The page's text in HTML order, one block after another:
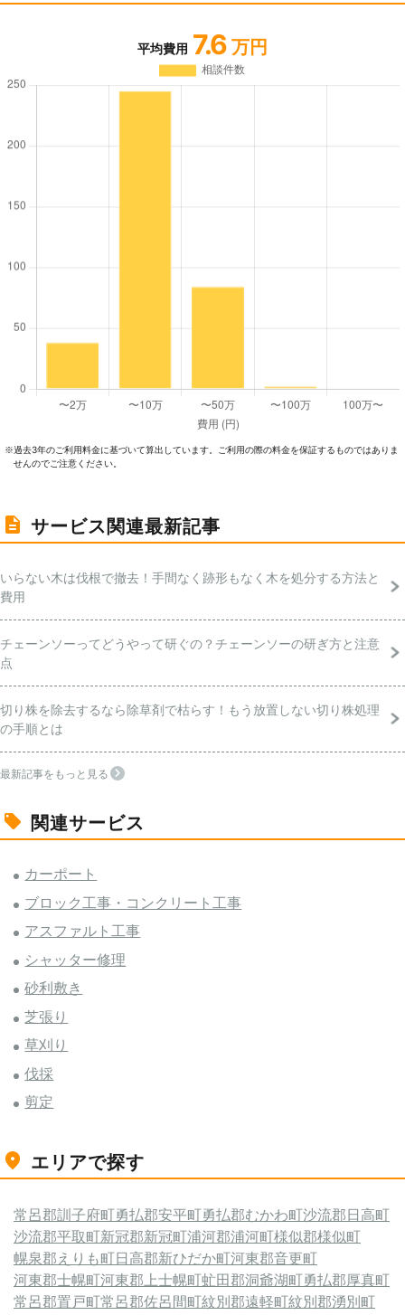
平均費用 7.6 万円
※過去3年のご利⽤料⾦に基づいて算出しています。ご利⽤の際の料⾦を保証するものではありま
せんのでご注意ください。
サービス関連最新記事
いらない木は伐根で撤去！手間なく跡形もなく木を処分する方法と
費用
チェーンソーってどうやって研ぐの？チェーンソーの研ぎ方と注意
点
切り株を除去するなら除草剤で枯らす！もう放置しない切り株処理
の手順とは
最新記事をもっと見る
関連サービス
カーポート
ブロック工事・コンクリート工事
アスファルト工事
シャッター修理
砂利敷き
芝張り
草刈り
伐採
剪定
エリアで探す
常呂郡訓子府町勇払郡安平町勇払郡むかわ町沙流郡日高町
沙流郡平取町新冠郡新冠町浦河郡浦河町様似郡様似町
幌泉郡えりも町日高郡新ひだか町河東郡音更町
河東郡士幌町河東郡上士幌町虻田郡洞爺湖町勇払郡厚真町
常呂郡置戸町常呂郡佐呂間町紋別郡遠軽町紋別郡湧別町